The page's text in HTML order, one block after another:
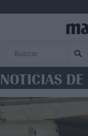
NOTICIAS